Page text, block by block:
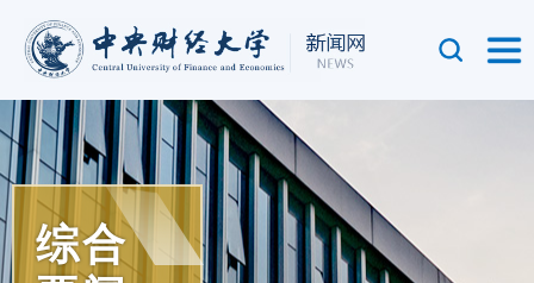
综合